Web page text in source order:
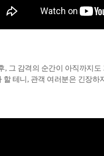
, 그 감격의 순간이 아직까지
할 테니, 관객 여러분은 긴장